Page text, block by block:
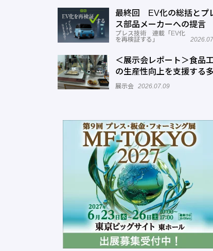
最終回 EV化の総括とプ
ス部品メーカーへの提言
プレス技術 連載「EV化
を再検証する」
＜展示会レポート＞食品
の生産性向上を支援する
なソリューションが出展
展示会 2026.07.09